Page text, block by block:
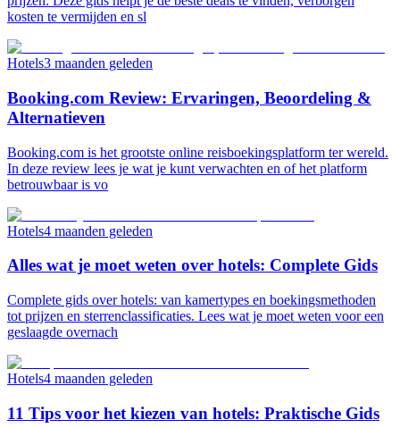
kosten te vermijden en sl
Hotels3 maanden geleden
Booking.com Review: Ervaringen, Beoordeling &
Alternatieven
Booking.com is het grootste online reisboekingsplatform ter wereld.
In deze review lees je wat je kunt verwachten en of het platform
betrouwbaar is vo
Hotels4 maanden geleden
Alles wat je moet weten over hotels: Complete Gids
Complete gids over hotels: van kamertypes en boekingsmethoden
tot prijzen en sterrenclassificaties. Lees wat je moet weten voor een
geslaagde overnach
Hotels4 maanden geleden
11 Tips voor het kiezen van hotels: Praktische Gids